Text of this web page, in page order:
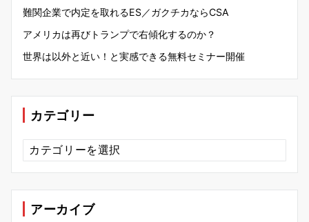
難関企業で内定を取れるES／ガクチカならCSA
アメリカは再びトランプで右傾化するのか？
世界は以外と近い！と実感できる無料セミナー開催
カテゴリー
カ
テ
ゴ
ー
アーカイブ